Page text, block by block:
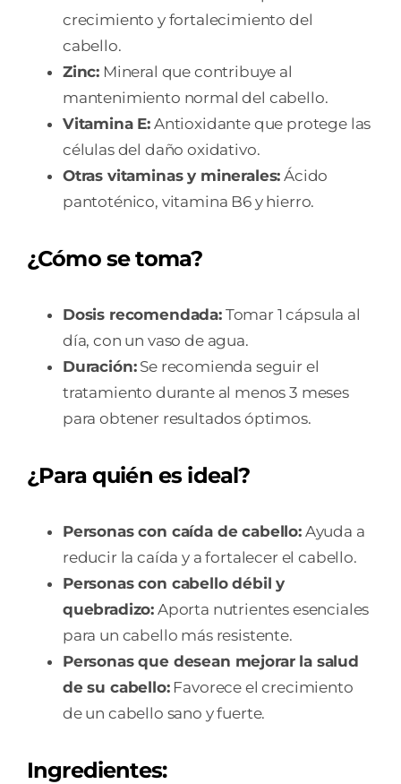
crecimiento y fortalecimiento del
cabello.
Zinc: Mineral que contribuye al
mantenimiento normal del cabello.
Vitamina E: Antioxidante que protege las
células del daño oxidativo.
Otras vitaminas y minerales: Ácido
pantoténico, vitamina B6 y hierro.
¿Cómo se toma?
Dosis recomendada:Tomar 1 cápsula al
día, con un vaso de agua.
Duración:Se recomienda seguir el
tratamiento durante al menos 3 meses
para obtener resultados óptimos.
¿Para quién es ideal?
Personas con caída de cabello:Ayuda a
reducir la caída y a fortalecer el cabello.
Personas con cabello débil y
quebradizo: Aporta nutrientes esenciales
para un cabello más resistente.
Personas que desean mejorar la salud
de su cabello:Favorece el crecimiento
de un cabello sano y fuerte.
Ingredientes: